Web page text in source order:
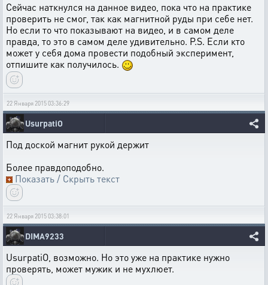
Сейчас наткнулся на данное видео, пока что на практике
проверить не смог, так как магнитной руды при себе нет.
Но если то что показывают на видео, и в самом деле
правда, то это в самом деле удивительно. P.S. Если кто
может у себя дома провести подобный эксперимент,
отпишите как получилось.
22 Января 2015 03:36:29
UsurpatiO
Под доской магнит рукой держит
Более правдоподобно.
Показать / Скрыть текст
22 Января 2015 03:38:01
DIMA9233
UsurpatiO, возможно. Но это уже на практике нужно
проверять, может мужик и не мухлюет.